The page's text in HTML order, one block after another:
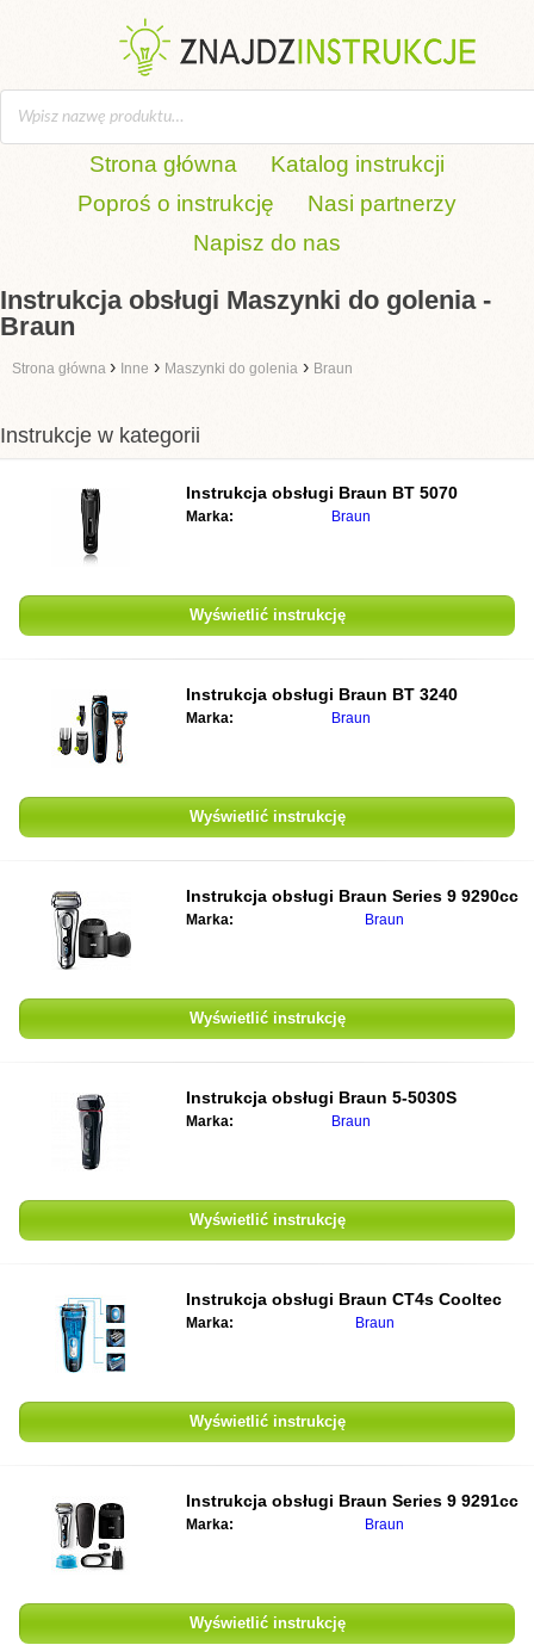
Strona główna
Katalog instrukcji
Poproś o instrukcję
Nasi partnerzy
Napisz do nas
Instrukcja obsługi Maszynki do golenia -
Braun
Strona główna › Inne › Maszynki do golenia › Braun
Instrukcje w kategorii
Instrukcja obsługi Braun BT 5070
Marka: Braun
Wyświetlić instrukcję
Instrukcja obsługi Braun BT 3240
Marka: Braun
Wyświetlić instrukcję
Instrukcja obsługi Braun Series 9 9290cc
Marka: Braun
Wyświetlić instrukcję
Instrukcja obsługi Braun 5-5030S
Marka: Braun
Wyświetlić instrukcję
Instrukcja obsługi Braun CT4s Cooltec
Marka: Braun
Wyświetlić instrukcję
Instrukcja obsługi Braun Series 9 9291cc
Marka: Braun
Wyświetlić instrukcję